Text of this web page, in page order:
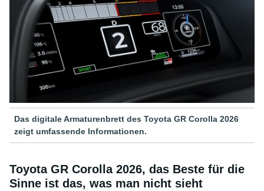
Das digitale Armaturenbrett des Toyota GR Corolla 2026
zeigt umfassende Informationen.
Toyota GR Corolla 2026, das Beste für die
Sinne ist das, was man nicht sieht